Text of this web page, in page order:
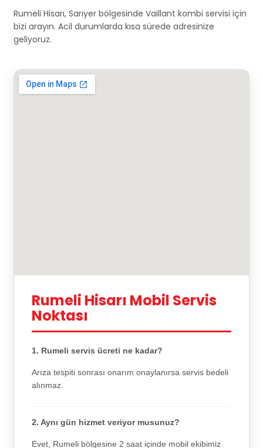
Rumeli Hisarı, Sarıyer bölgesinde Vaillant kombi servisi için
bizi arayın. Acil durumlarda kısa sürede adresinize
geliyoruz.
Rumeli Hisarı Mobil Servis
Noktası
1. Rumeli servis ücreti ne kadar?
Arıza tespiti sonrası onarım onaylanırsa servis bedeli
alınmaz.
2. Aynı gün hizmet veriyor musunuz?
Evet, Rumeli bölgesine 2 saat içinde mobil ekibimiz